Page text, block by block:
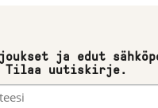
ja edut
Tilaa uutiskirje.